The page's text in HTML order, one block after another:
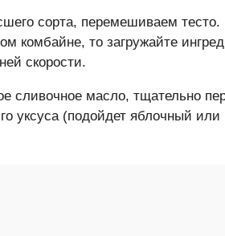
сорта, перемешиваем тесто.
комбайне, то загружайте
скорости.
сливочное масло, тщательно
уксуса (подойдет яблочный